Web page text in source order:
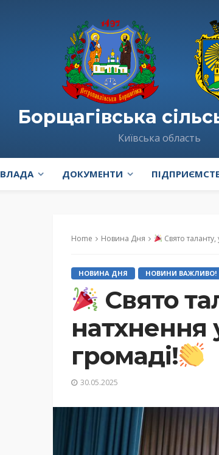
Борщагівська
Київська область
ВЛАДА ДОКУМЕНТИ
Home Новина Дня Свято
НОВИНА ДНЯ НОВИНИ ВАЖЛИВО!
Свято
натхнення
громаді!
30.05.2025